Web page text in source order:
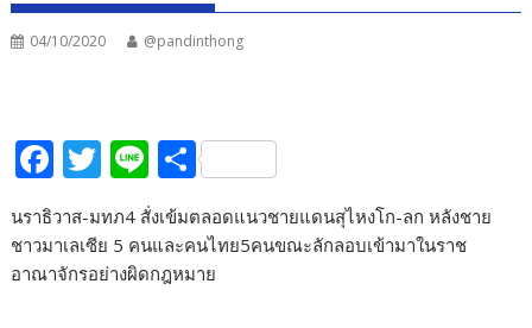
04/10/2020 @pandinthong
F
e
b
T
itt
er
Li
n
e
S
ar
e
นราธิวาส-มทภ4 สั่งเข้มตลอดแนวชายแดนสุไหงโก-ลก หลังชาย
ชาวมาเลเซีย 5 คนและคนไทย5คนขณะลักลอบเข้ามาในราช
อาณาจักรอย่างผิดกฎหมาย